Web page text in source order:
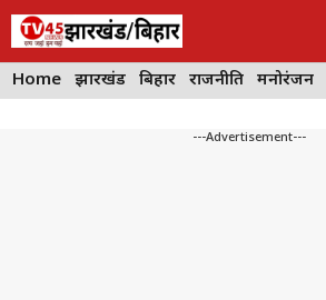
Skip
content
Home झारखंड बिहार राजनीति मनोरंजन
---Advertisement---